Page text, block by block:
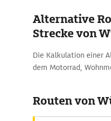
Alternative
Strecke von
Die Kalkulation einer
dem Motorrad,
Routen von